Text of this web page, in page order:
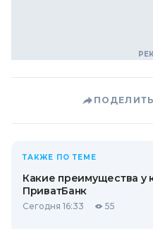
ТАКЖЕ ПО ТЕМЕ
Какие преимущества у
ПриватБанк
Сегодня 16:33 55